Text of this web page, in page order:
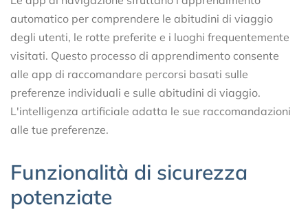
automatico per comprendere le abitudini di viaggio
degli utenti, le rotte preferite e i luoghi frequentemente
visitati. Questo processo di apprendimento consente
alle app di raccomandare percorsi basati sulle
preferenze individuali e sulle abitudini di viaggio.
L'intelligenza artificiale adatta le sue raccomandazioni
alle tue preferenze.
Funzionalità di sicurezza
potenziate